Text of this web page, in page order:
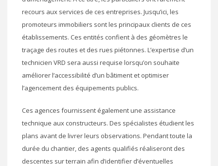
recours aux services de ces entreprises. Jusqu’ici, les
promoteurs immobiliers sont les principaux clients de ces
établissements. Ces entités confient à des géomètres le
traçage des routes et des rues piétonnes. L’expertise d’un
technicien VRD sera aussi requise lorsqu’on souhaite
améliorer l’accessibilité d’un bâtiment et optimiser
l’agencement des équipements publics.
Ces agences fournissent également une assistance
technique aux constructeurs. Des spécialistes étudient les
plans avant de livrer leurs observations. Pendant toute la
durée du chantier, des agents qualifiés réaliseront des
descentes sur terrain afin d’identifier d’éventuelles